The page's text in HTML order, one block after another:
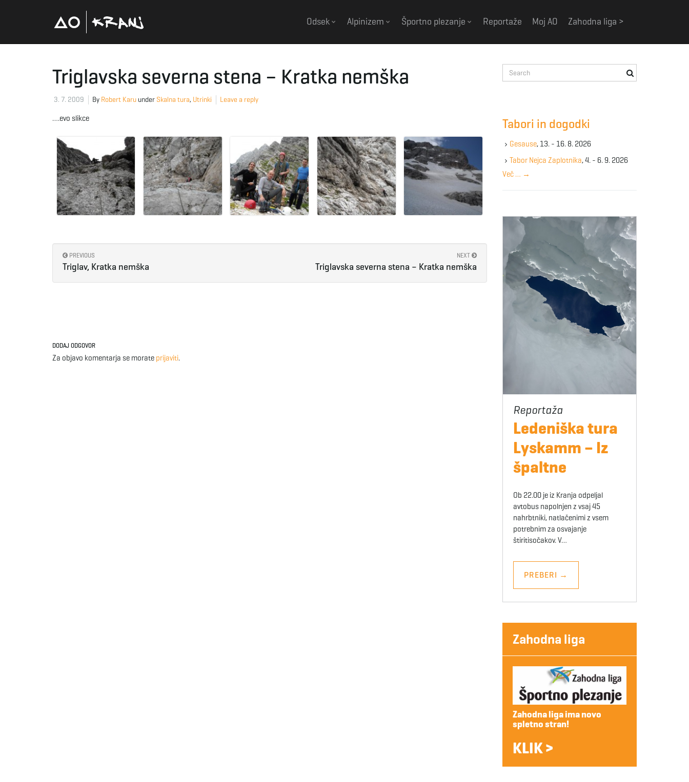
Odsek Alpinizem Športno plezanje Reportaže Moj AO Zahodna liga >
Triglavska severna stena – Kratka nemška
3. 7. 2009 By Robert Karu under Skalna tura, Utrinki Leave a reply
….evo slikce
PREVIOUS
Triglav, Kratka nemška
NEXT
Triglavska severna stena – Kratka nemška
DODAJ ODGOVOR
Za objavo komentarja se morate prijaviti.
e
e
y
w
r
Tabori in dogodki
Gesause, 13. - 16. 8. 2026
Tabor Nejca Zaplotnika, 4. - 6. 9. 2026
Več … →
Ledeniška tura
Lyskamm – Iz
špaltne
Ob 22.00 je iz Kranja odpeljal
avtobus napolnjen z vsaj 45
nahrbtniki, natlačenimi z vsem
potrebnim za osvajanje
štiritisočakov. V…
PREBERI →
Zahodna liga
Zahodna liga ima novo
spletno stran!
KLIK >